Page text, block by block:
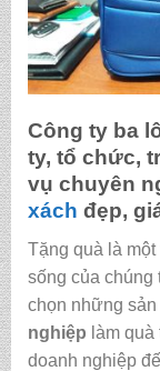
Công ty ba
ty, tổ chức,
vụ chuyên
xách đẹp,
Tặng quà là
sống của chúng
chọn những
nghiệp làm
doanh nghiệp